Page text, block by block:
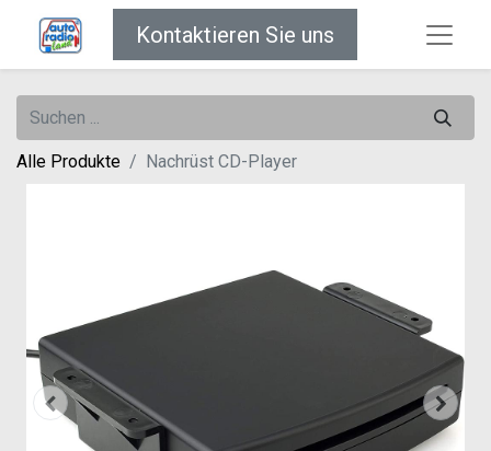
Kontaktieren Sie uns
Alle Produkte Nachrüst CD-Player